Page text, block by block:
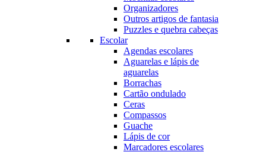
Organizadores
Outros artigos de fantasia
Puzzles e quebra cabeças
Escolar
Agendas escolares
Aguarelas e lápis de
aguarelas
Borrachas
Cartão ondulado
Ceras
Compassos
Guache
Lápis de cor
Marcadores escolares